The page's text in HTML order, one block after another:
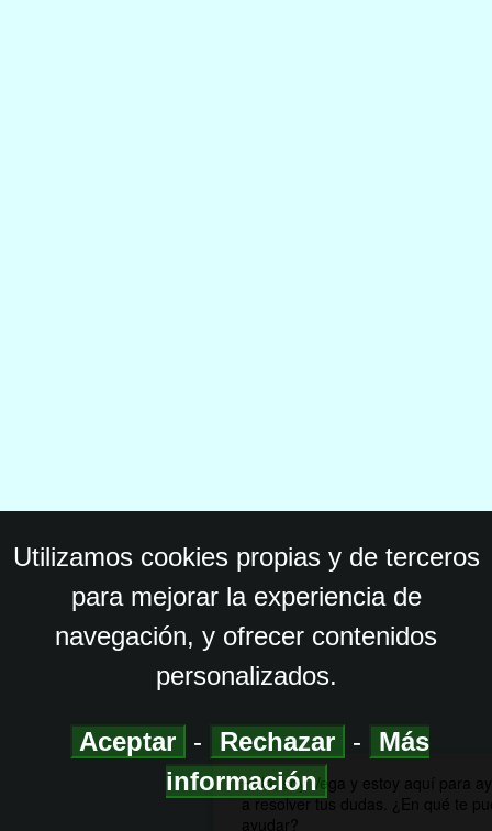
Utilizamos cookies propias y de terceros
para mejorar la experiencia de
navegación, y ofrecer contenidos
personalizados.
Aceptar - Rechazar -
Más
información